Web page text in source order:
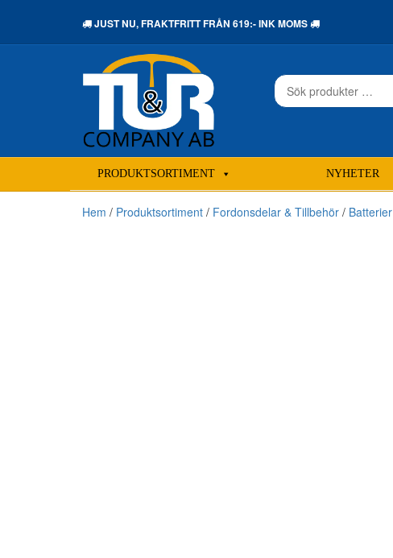
JUST NU,FRAKTFRITTFRÅN 619:- INK MOMS
Sök
efter:
PRODUKTSORTIMENT NYHETER
Hem / Produktsortiment / Fordonsdelar & Tillbehör / Batterier